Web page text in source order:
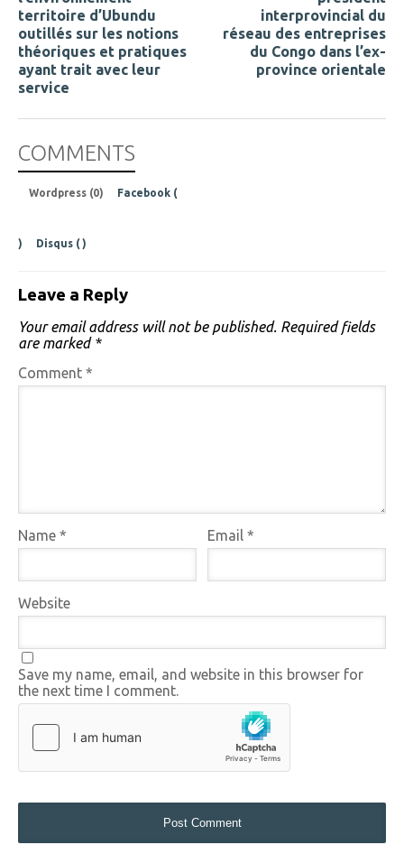
territoire d’Ubundu
outillés sur les notions
théoriques et pratiques
ayant trait avec leur
service
interprovincial du
réseau des entreprises
du Congo dans l’ex-
province orientale
COMMENTS
Wordpress (0) Facebook (
) Disqus ( )
Leave a Reply
Your email address will not be published. Required fields
are marked *
Comment *
Name * Email*
Website
Save my name, email, and website in this browser for
the next time I comment.